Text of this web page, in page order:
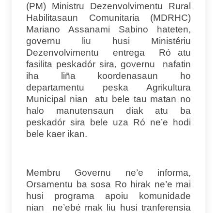
(PM) Ministru Dezenvolvimentu Rural
Habilitasaun Comunitaria (MDRHC)
Mariano Assanami Sabino hateten,
governu liu husi Ministériu
Dezenvolvimentu entrega Ró atu
fasilita peskadór sira, governu nafatin
iha liña koordenasaun ho
departamentu peska Agrikultura
Municipal nian atu bele tau matan no
halo manutensaun diak atu ba
peskadór sira bele uza Ró ne’e hodi
bele kaer ikan.
Membru Governu ne’e informa,
Orsamentu ba sosa Ro hirak ne’e mai
husi programa apoiu komunidade
nian ne’ebé mak liu husi tranferensia